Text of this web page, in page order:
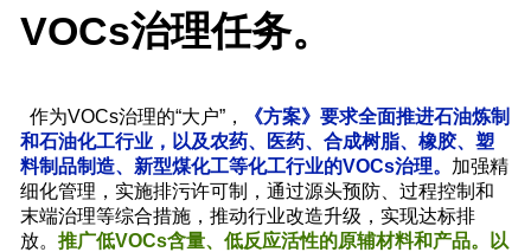
VOCs治理任务。
作为VOCs治理的“大户”，
《方案》要求全面推进石油炼制
和石油化工行业，以及农药、医药、合成树脂、橡胶、塑
料制品制造、新型煤化工等化工行业的VOCs治理。 加强精
细化管理，实施排污许可制，通过源头预防、过程控制和
末端治理等综合措施，推动行业改造升级，实现达标排
放。 推广低VOCs含量、低反应活性的原辅材料和产品。以